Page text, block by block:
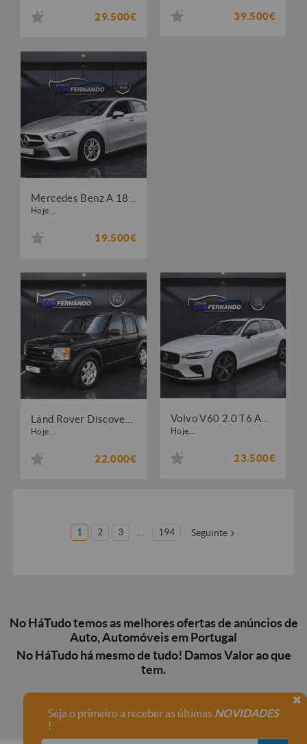
29.500€ 39.500€
Hoje...
19.500€
Hoje...
22.000€
Volvo V60 2.0 T6 AWD TE R-Design Expression
Hoje...
23.500€
1 2 3 194 Seguinte
No HáTudo temos as melhores ofertas de anúncios de
Auto, Automóveis em Portugal
No HáTudo há mesmo de tudo! Damos Valor ao que
tem.
Seja o primeiro a receber as últimas NOVIDADES
!